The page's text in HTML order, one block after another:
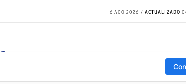
6 AGO 2026 ACTUALIZADO